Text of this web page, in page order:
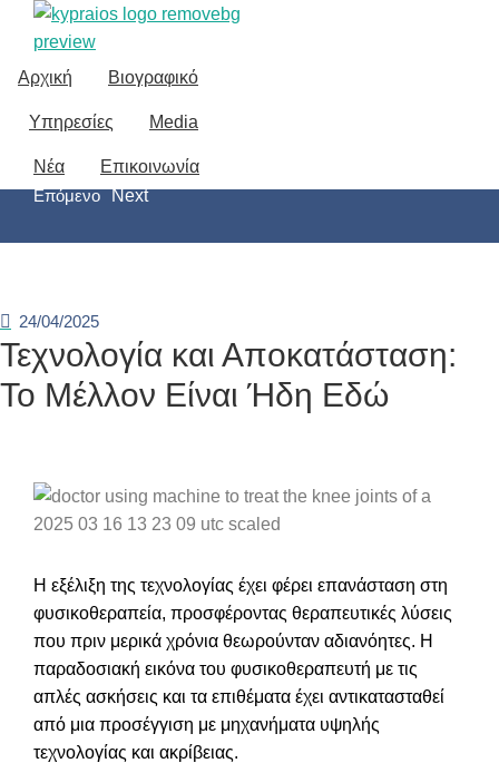
Αρχική Βιογραφικό
Υπηρεσίες Media
Νέα Επικοινωνία
Home
Uncategorized
Τεχνολογία και Αποκατάσταση: Το Μέλλον Είναι Ήδη Εδώ
Prev
Προηγούμενο
Επόμενο Next
24/04/2025
Τεχνολογία και Αποκατάσταση:
Το Μέλλον Είναι Ήδη Εδώ
Η εξέλιξη της τεχνολογίας έχει φέρει επανάσταση στη
φυσικοθεραπεία, προσφέροντας θεραπευτικές λύσεις
που πριν μερικά χρόνια θεωρούνταν αδιανόητες. Η
παραδοσιακή εικόνα του φυσικοθεραπευτή με τις
απλές ασκήσεις και τα επιθέματα έχει αντικατασταθεί
από μια προσέγγιση με μηχανήματα υψηλής
τεχνολογίας και ακρίβειας.